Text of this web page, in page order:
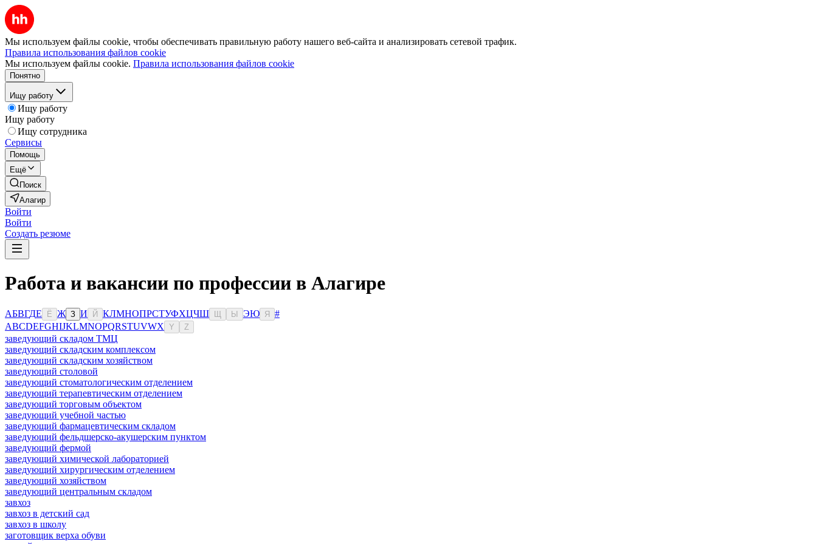
Мы используем файлы cookie, чтобы обеспечивать правильную работу нашего веб-сайта и анализировать сетевой трафик.
Правила использования файлов cookie
Мы используем файлы cookie. Правила использования файлов cookie
Понятно
Ищу работу
Ищу работу
Ищу работу
Ищу сотрудника
Сервисы
Помощь
Ещё
Поиск
Алагир
Войти
Войти
Создать резюме
Работа и вакансии по профессии в Алагире
АБВГДЕ Ё Ж З И Й КЛМНОПРСТУФХЦЧШ Ы ЭЮ Я
#
ABCDEFGHIJKLMNOPQRSTUVWX Y Z
заведующий складом ТМЦ
заведующий складским комплексом
заведующий складским хозяйством
заведующий столовой
заведующий стоматологическим отделением
заведующий терапевтическим отделением
заведующий торговым объектом
заведующий учебной частью
заведующий фармацевтическим складом
заведующий фельдшерско-акушерским пунктом
заведующий фермой
заведующий химической лабораторией
заведующий хирургическим отделением
заведующий хозяйством
заведующий центральным складом
завхоз
завхоз в детский сад
завхоз в школу
заготовщик верха обуви